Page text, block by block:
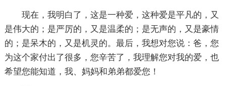
现在，我明白了，这是一种爱，这种爱是平凡的，又
是伟大的；是严厉的，又是温柔的；是无声的，又是豪情
的；是呆木的，又是机灵的。最后，我想对您说：爸，您
为这个家付出了很多，您辛苦了，我理解您对我的爱，也
希望您能知道，我、妈妈和弟弟都爱您！